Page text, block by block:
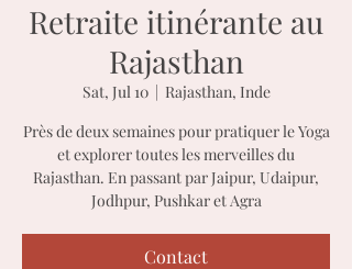
Retraite itinérante au
Rajasthan
Sat, Jul 10
  |
Rajasthan, Inde
Près de deux semaines pour pratiquer le Yoga
et explorer toutes les merveilles du
Rajasthan. En passant par Jaipur, Udaipur,
Jodhpur, Pushkar et Agra
Contact